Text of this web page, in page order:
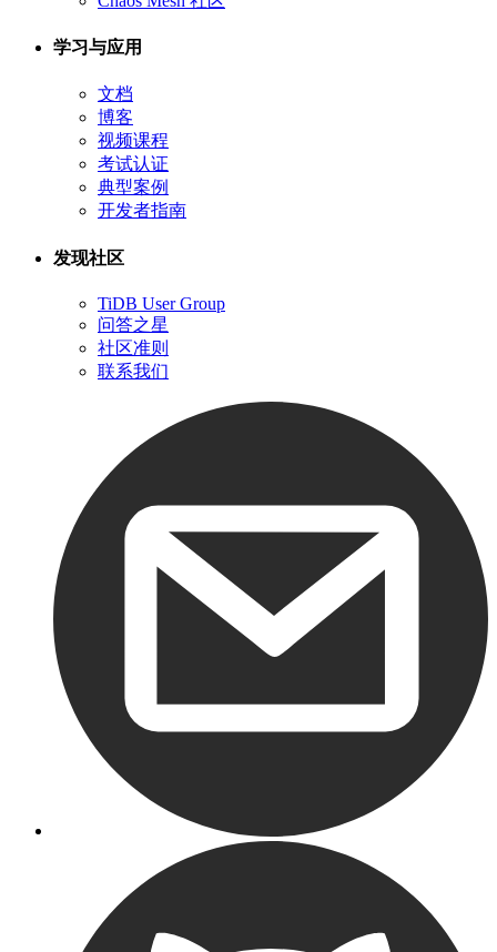
学习与应用
文档
博客
视频课程
考试认证
典型案例
开发者指南
发现社区
TiDB User Group
问答之星
社区准则
联系我们